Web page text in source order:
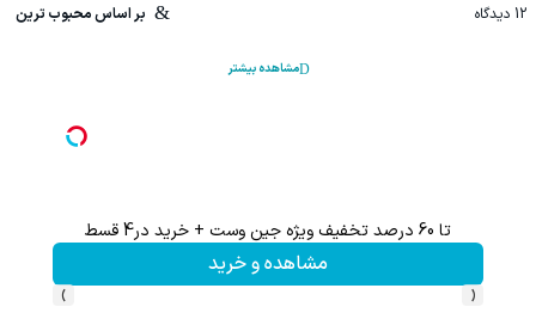
12 دیدگاه بر اساس محبوب ترین
مشاهده بیشتر
تا 60 درصد تخفیف ویژه جین وست + خرید در4 قسط
مشاهده و خرید
‹
›